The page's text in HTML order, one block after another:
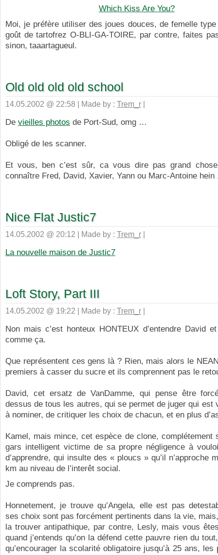
Which Kiss Are You?
Moi, je préfère utiliser des joues douces, de femelle
goût de tartofrez O-BLI-GA-TOIRE, par contre, faites
sinon, taaartagueul.
Old old old old school
14.05.2002 @ 22:58 | Made by : Trem_r |
De vieilles photos de Port-Sud, omg …
Obligé de les scanner.
Et vous, ben c’est sûr, ca vous dire pas grand
connaître Fred, David, Xavier, Yann ou Marc-Antoine hein
Nice Flat Justic7
14.05.2002 @ 20:12 | Made by : Trem_r |
La nouvelle maison de Justic7
Loft Story, Part III
14.05.2002 @ 19:22 | Made by : Trem_r |
Non mais c’est honteux HONTEUX d’entendre David
comme ça.
Que représentent ces gens là ? Rien, mais alors le
premiers à casser du sucre et ils comprennent pas le
David, cet ersatz de VanDamme, qui pense être
dessus de tous les autres, qui se permet de juger qui est
à nominer, de critiquer les choix de chacun, et en plus
Kamel, mais mince, cet espèce de clone, complétement
gars intelligent victime de sa propre négligence à
d’apprendre, qui insulte des « ploucs » qu’il n’approche
km au niveau de l’interêt social.
Je comprends pas.
Honnetement, je trouve qu’Angela, elle est pas
ses choix sont pas forcément pertinents dans la vie,
la trouver antipathique, par contre, Lesly, mais vous
quand j’entends qu’on la défend cette pauvre rien du
qu’encourager la scolarité obligatoire jusqu’à 25 ans, les